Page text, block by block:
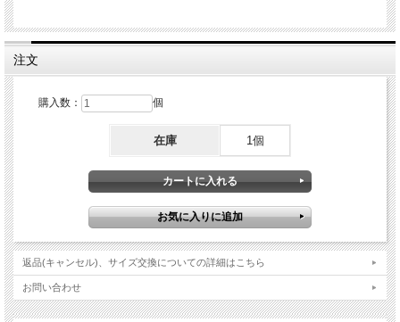
注文
購入数： 個
在庫 1個
返品(キャンセル)、サイズ交換についての詳細はこちら
お問い合わせ